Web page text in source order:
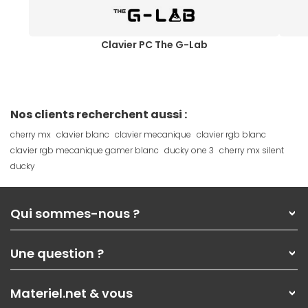
Clavier PC The G-Lab
Nos clients recherchent aussi :
cherry mx clavier blanc clavier mecanique clavier rgb blanc
clavier rgb mecanique gamer blanc ducky one 3 cherry mx silent
ducky
Qui sommes-nous ?
Nos services
Les magasins Materiel.net
Nos solutions pour les pros
Contactez-nous
Une question ?
Paiement, livraison
Materiel.net & vous